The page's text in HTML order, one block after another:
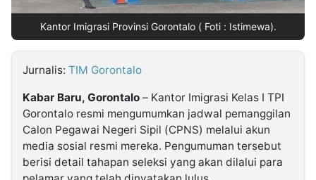
Kabarbaru.co
Kantor Imigrasi Provinsi Gorontalo ( Foti : Istimewa).
Jurnalis: TIM Gorontalo
Kabar Baru, Gorontalo – Kantor Imigrasi Kelas I TPI
Gorontalo resmi mengumumkan jadwal pemanggilan
Calon Pegawai Negeri Sipil (CPNS) melalui akun
media sosial resmi mereka. Pengumuman tersebut
berisi detail tahapan seleksi yang akan dilalui para